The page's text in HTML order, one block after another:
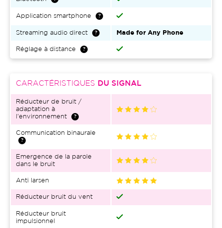
Application smartphone
Streaming audio direct Made for Any Phone
Réglage à distance
CARACTÉRISTIQUES DU SIGNAL
Réducteur de bruit /
adaptation à
l'environnement
Communication binaurale
Emergence de la parole
dans le bruit
Anti larsen
Réducteur bruit du vent
Réducteur bruit
impulsionnel